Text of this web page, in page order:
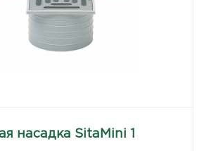
насадка SitaMini 1